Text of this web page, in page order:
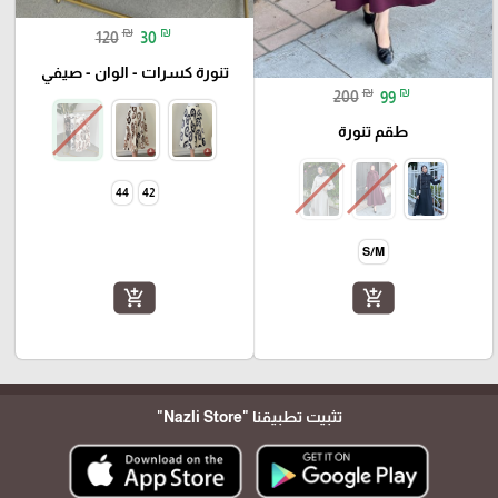
200 ₪ 99 ₪
طقم تنورة
S/M
add_shopping_cart
120 ₪ 30 ₪
تنورة كسرات - الوان - صيفي
42
44
add_shopping_cart
تثبيت تطبيقنا "Nazli Store"